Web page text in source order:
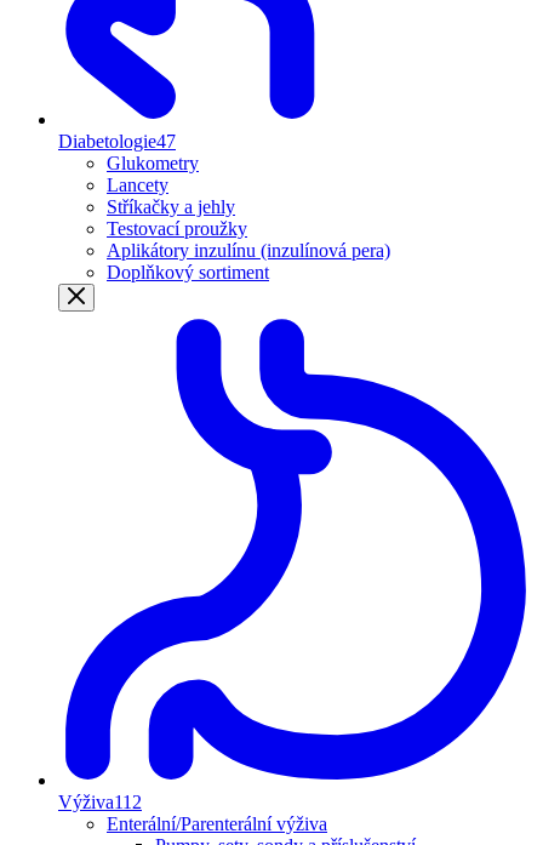
Diabetologie47
Glukometry
Lancety
Stříkačky a jehly
Testovací proužky
Aplikátory inzulínu (inzulínová pera)
Doplňkový sortiment
Výživa112
Enterální/Parenterální výživa